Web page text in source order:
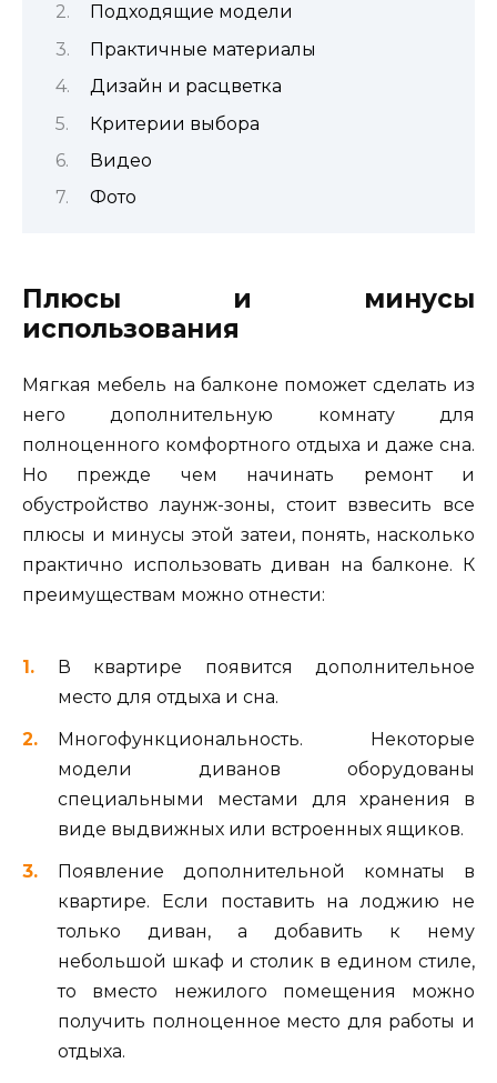
Подходящие модели
Практичные материалы
Дизайн и расцветка
Критерии выбора
Видео
Фото
Плюсы и минусы
использования
Мягкая мебель на балконе поможет сделать из
него дополнительную комнату для
полноценного комфортного отдыха и даже сна.
Но прежде чем начинать ремонт и
обустройство лаунж-зоны, стоит взвесить все
плюсы и минусы этой затеи, понять, насколько
практично использовать диван на балконе. К
преимуществам можно отнести:
В квартире появится дополнительное
место для отдыха и сна.
Многофункциональность. Некоторые
модели диванов оборудованы
специальными местами для хранения в
виде выдвижных или встроенных ящиков.
Появление дополнительной комнаты в
квартире. Если поставить на лоджию не
только диван, а добавить к нему
небольшой шкаф и столик в едином стиле,
то вместо нежилого помещения можно
получить полноценное место для работы и
отдыха.